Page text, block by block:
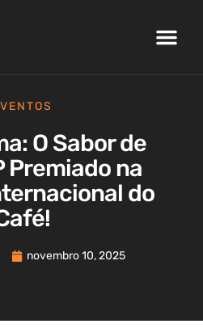
O Sabor de
Premiado na
do
novembro 10, 2025